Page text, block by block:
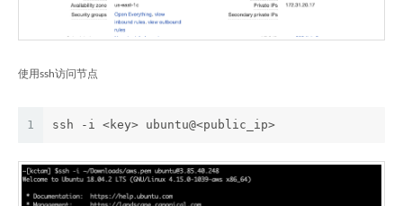
使用ssh访问节点
1 ssh -i <key> ubuntu@<public_ip>